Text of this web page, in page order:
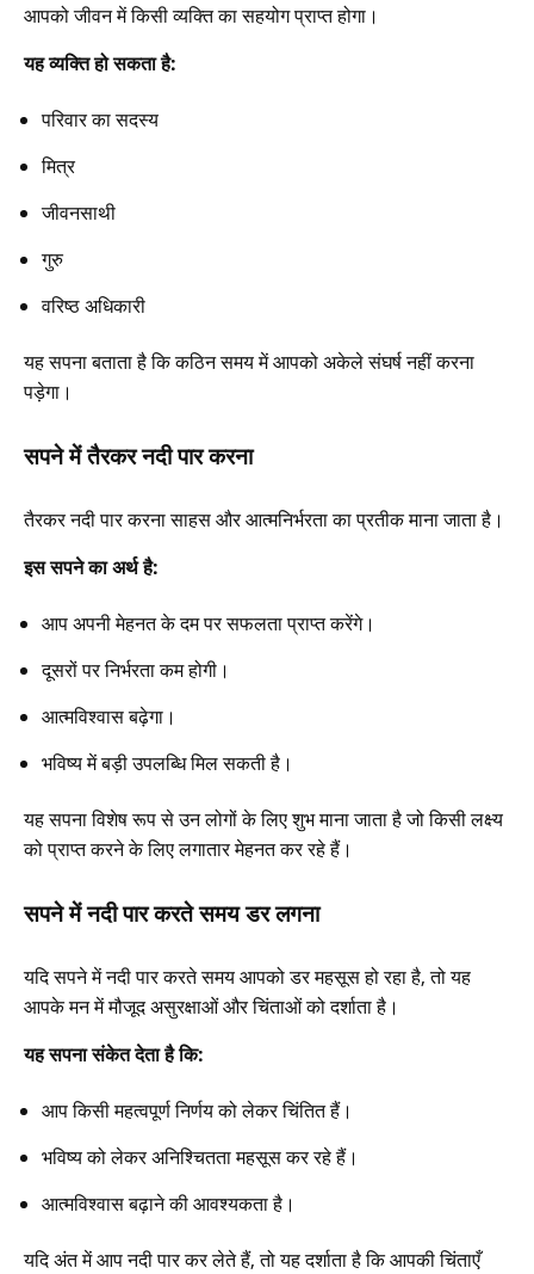
आपको जीवन में किसी व्यक्ति का सहयोग प्राप्त होगा।
यह व्यक्ति हो सकता है:
परिवार का सदस्य
मित्र
जीवनसाथी
गुरु
वरिष्ठ अधिकारी
यह सपना बताता है कि कठिन समय में आपको अकेले संघर्ष नहीं करना
पड़ेगा।
सपने में तैरकर नदी पार करना
तैरकर नदी पार करना साहस और आत्मनिर्भरता का प्रतीक माना जाता है।
इस सपने का अर्थ है:
आप अपनी मेहनत के दम पर सफलता प्राप्त करेंगे।
दूसरों पर निर्भरता कम होगी।
आत्मविश्वास बढ़ेगा।
भविष्य में बड़ी उपलब्धि मिल सकती है।
यह सपना विशेष रूप से उन लोगों के लिए शुभ माना जाता है जो किसी लक्ष्य
को प्राप्त करने के लिए लगातार मेहनत कर रहे हैं।
सपने में नदी पार करते समय डर लगना
यदि सपने में नदी पार करते समय आपको डर महसूस हो रहा है, तो यह
आपके मन में मौजूद असुरक्षाओं और चिंताओं को दर्शाता है।
यह सपना संकेत देता है कि:
आप किसी महत्वपूर्ण निर्णय को लेकर चिंतित हैं।
भविष्य को लेकर अनिश्चितता महसूस कर रहे हैं।
आत्मविश्वास बढ़ाने की आवश्यकता है।
यदि अंत में आप नदी पार कर लेते हैं, तो यह दर्शाता है कि आपकी चिंताएँ